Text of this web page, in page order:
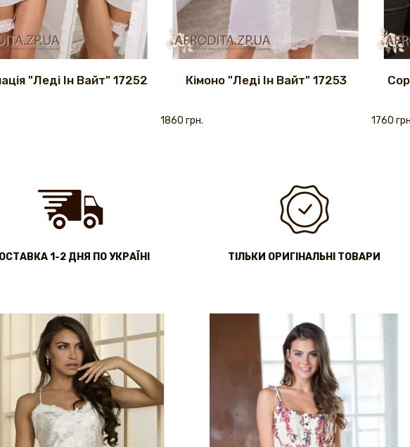
"Леді Ін Вайт" 17252 Кімоно "Леді Ін Вайт" 17253
1860 грн. 1760
1-2 ДНЯ ПО УКРАЇНІ ТІЛЬКИ ОРИГІНАЛЬНІ ТОВАРИ